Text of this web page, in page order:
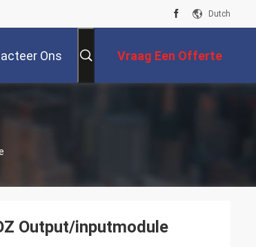
Dutch
Ons Vraag Een Offerte
Output/inputmodule